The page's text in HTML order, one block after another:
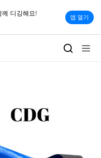
디깅해요!
앱 열기